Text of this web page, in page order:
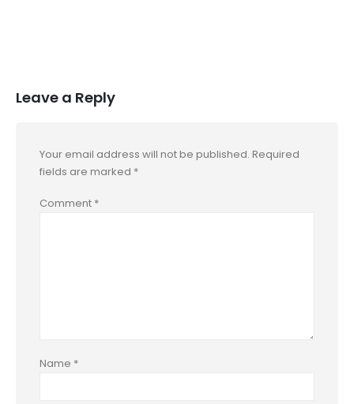
Leave a Reply
Your email address will not be published. Required
fields are marked *
Comment *
Name *